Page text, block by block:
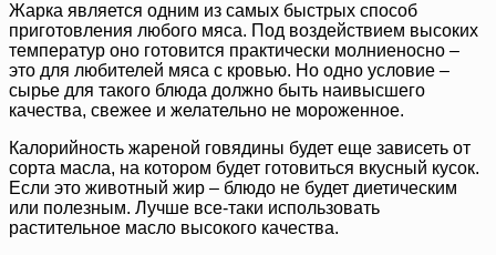
Жарка является одним из самых быстрых способ
приготовления любого мяса. Под воздействием высоких
температур оно готовится практически молниеносно –
это для любителей мяса с кровью. Но одно условие –
сырье для такого блюда должно быть наивысшего
качества, свежее и желательно не мороженное.
Калорийность жареной говядины будет еще зависеть от
сорта масла, на котором будет готовиться вкусный кусок.
Если это животный жир – блюдо не будет диетическим
или полезным. Лучше все-таки использовать
растительное масло высокого качества.